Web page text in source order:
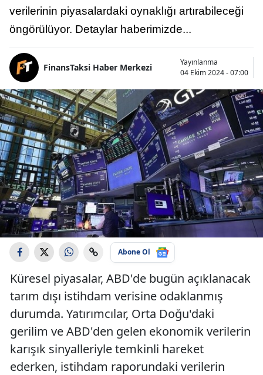
verilerinin piyasalardaki oynaklığı artırabileceği
öngörülüyor. Detaylar haberimizde...
FinansTaksi Haber Merkezi
Yayınlanma
04 Ekim 2024 - 07:00
Abone Ol
Küresel piyasalar, ABD'de bugün açıklanacak
tarım dışı istihdam verisine odaklanmış
durumda. Yatırımcılar, Orta Doğu'daki
gerilim ve ABD'den gelen ekonomik verilerin
karışık sinyalleriyle temkinli hareket
ederken, istihdam raporundaki verilerin